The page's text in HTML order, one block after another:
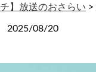
チ】放送のおさらい >
2025/08/20